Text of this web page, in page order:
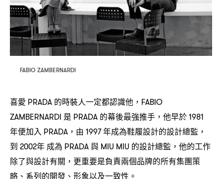
FABIO ZAMBERNARDI
喜愛 PRADA 的時裝人一定都認識他 ，FABIO
ZAMBERNARDI 是 PRADA 的幕後最強推手 ， 他早於1981
年便加入 PRADA， 由 1997年成為鞋履設計的設計總監 ，
到 2002年 成為 PRADA與 MIU MIU 的設計總監 ， 他的工作
除了與設計有關 ， 更重要是負責兩個品牌的所有集團策
略、系列的開發、形象以及一致性。